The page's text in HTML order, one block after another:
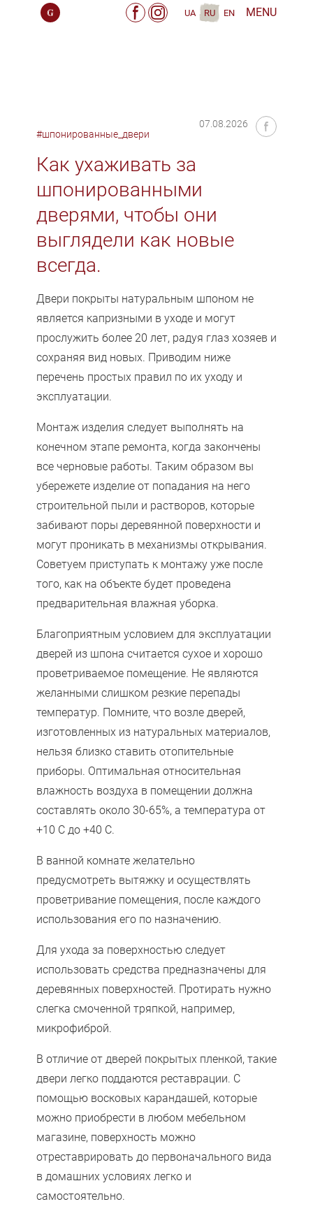
MENU
UA RU EN
#шпонированные_двери
07.08.2026
Как ухаживать за
шпонированными
дверями, чтобы они
выглядели как новые
всегда.
Двери покрыты натуральным шпоном не
является капризными в уходе и могут
прослужить более 20 лет, радуя глаз хозяев и
сохраняя вид новых. Приводим ниже
перечень простых правил по их уходу и
эксплуатации.
Монтаж изделия следует выполнять на
конечном этапе ремонта, когда закончены
все черновые работы. Таким образом вы
убережете изделие от попадания на него
строительной пыли и растворов, которые
забивают поры деревянной поверхности и
могут проникать в механизмы открывания.
Советуем приступать к монтажу уже после
того, как на объекте будет проведена
предварительная влажная уборка.
Благоприятным условием для эксплуатации
дверей из шпона считается сухое и хорошо
проветриваемое помещение. Не являются
желанными слишком резкие перепады
температур. Помните, что возле дверей,
изготовленных из натуральных материалов,
нельзя близко ставить отопительные
приборы. Оптимальная относительная
влажность воздуха в помещении должна
составлять около 30-65%, а температура от
+10 С до +40 С.
В ванной комнате желательно
предусмотреть вытяжку и осуществлять
проветривание помещения, после каждого
использования его по назначению.
Для ухода за поверхностью следует
использовать средства предназначены для
деревянных поверхностей. Протирать нужно
слегка смоченной тряпкой, например,
микрофиброй.
В отличие от дверей покрытых пленкой, такие
двери легко поддаются реставрации. С
помощью восковых карандашей, которые
можно приобрести в любом мебельном
магазине, поверхность можно
отреставрировать до первоначального вида
в домашних условиях легко и
самостоятельно.